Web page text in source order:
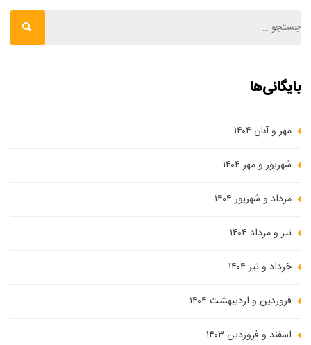
بایگانی‌ها
مهر و آبان ۱۴۰۴
شهریور و مهر ۱۴۰۴
مرداد و شهریور ۱۴۰۴
تیر و مرداد ۱۴۰۴
خرداد و تیر ۱۴۰۴
فروردین و اردیبهشت ۱۴۰۴
اسفند و فروردین ۱۴۰۳